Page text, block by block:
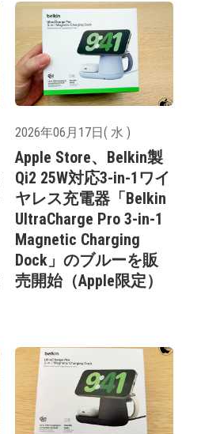
2026年06月17日( 水 )
Apple Store、Belkin製
Qi2 25W対応3-in-1ワイ
ヤレス充電器「Belkin
UltraCharge Pro 3-in-1
Magnetic Charging
Dock」のブルーを販
売開始（Apple限定）